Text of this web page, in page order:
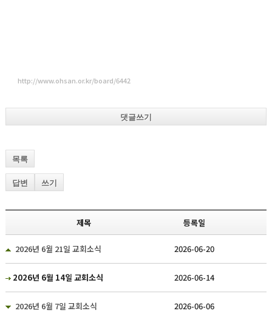
http://www.ohsan.or.kr/board/6442
댓글쓰기
목록
답변 쓰기
제목 등록일
2026년 6월 21일 교회소식 2026-06-20
2026년 6월 14일 교회소식 2026-06-14
2026년 6월 7일 교회소식 2026-06-06